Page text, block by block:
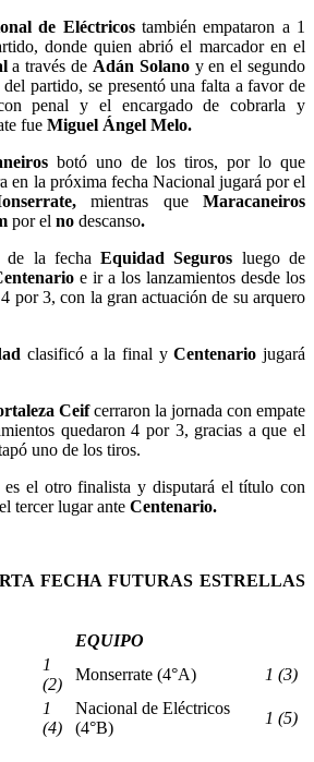
de Eléctricos también empataron a 1
donde quien abrió el marcador en el
a través de Adán Solano y en el segundo
partido, se presentó una falta a favor de
penal y el encargado de cobrarla y
fue Miguel Ángel Melo.
botó uno de los tiros, por lo que
en la próxima fecha Nacional jugará por el
mientras que Maracaneiros
por el no descanso.
de la fechaEquidad Seguros luego de
e ir a los lanzamientos desde los
por 3, con la gran actuación de su arquero
clasificó a la final yCentenariojugará
Ceifcerraron la jornada con empate
quedaron 4 por 3, gracias a que el
uno de los tiros.
es el otro finalista y disputará el título con
tercer lugar ante Centenario.
FECHA FUTURAS ESTRELLAS
EQUIPO
1
(2)
Monserrate (4°A) 1 (3)
1
(4)
Nacional de Eléctricos
(4°B)
1 (5)